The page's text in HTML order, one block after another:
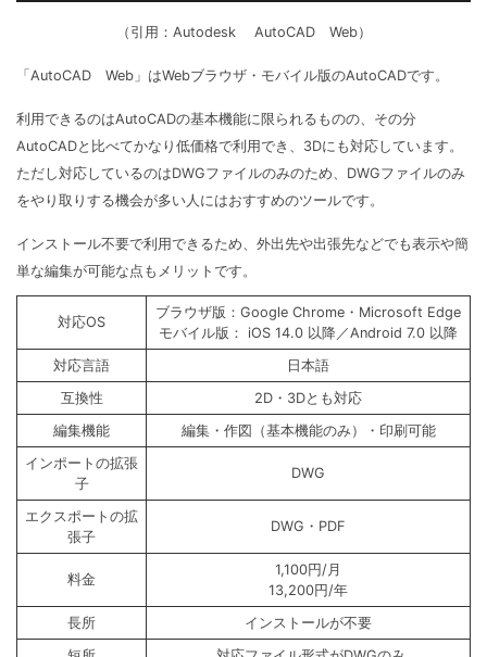
（引用：Autodesk AutoCAD Web）
「AutoCAD Web」はWebブラウザ・モバイル版のAutoCADです。
利用できるのはAutoCADの基本機能に限られるものの、その分
AutoCADと比べてかなり低価格で利用でき、3Dにも対応しています。
ただし対応しているのはDWGファイルのみのため、DWGファイルのみ
をやり取りする機会が多い人にはおすすめのツールです。
インストール不要で利用できるため、外出先や出張先などでも表示や簡
単な編集が可能な点もメリットです。
対応OS
ブラウザ版：Google Chrome・Microsoft Edge
モバイル版： iOS 14.0 以降／Android 7.0 以降
対応言語
日本語
互換性
2D・3Dとも対応
編集機能
編集・作図（基本機能のみ）・印刷可能
インポートの拡張
子
DWG
エクスポートの拡
張子
DWG・PDF
料金
1,100円/月
13,200円/年
長所
インストールが不要